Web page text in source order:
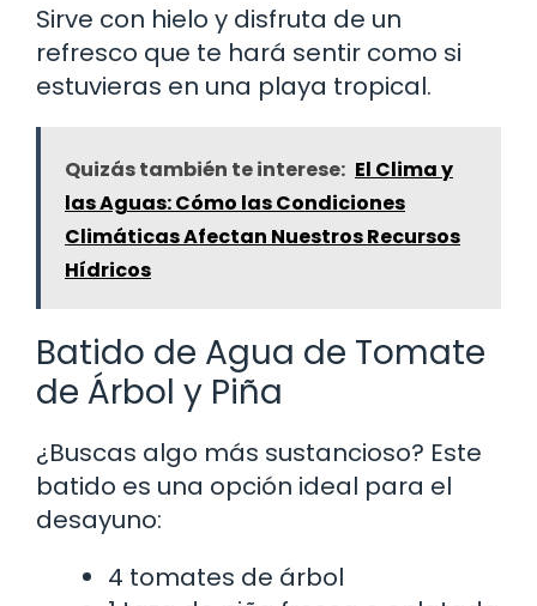
Sirve con hielo y disfruta de un
refresco que te hará sentir como si
estuvieras en una playa tropical.
Quizás también te interese: El Clima y
las Aguas: Cómo las Condiciones
Climáticas Afectan Nuestros Recursos
Hídricos
Batido de Agua de Tomate
de Árbol y Piña
¿Buscas algo más sustancioso? Este
batido es una opción ideal para el
desayuno:
4 tomates de árbol